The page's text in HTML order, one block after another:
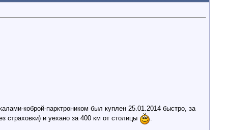
коброй-парктроником был куплен 25.01.2014 быстро, за
страховки) и уехано за 400 км от столицы
.